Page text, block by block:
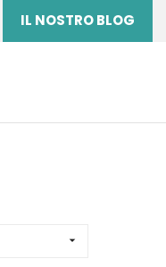
IL NOSTRO BLOG
